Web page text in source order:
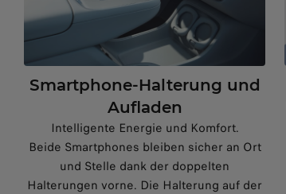
Smartphone-Halterung und
Aufladen
Intelligente Energie und Komfort.
Beide Smartphones bleiben sicher an Ort
und Stelle dank der doppelten
Halterungen vorne. Die Halterung auf der